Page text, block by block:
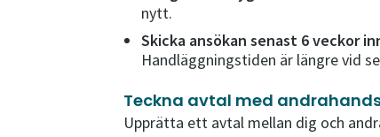
nytt.
Skicka ansökan senast 6 veckor
Handläggningstiden är längre vid
Teckna avtal med
Upprätta ett avtal mellan dig och